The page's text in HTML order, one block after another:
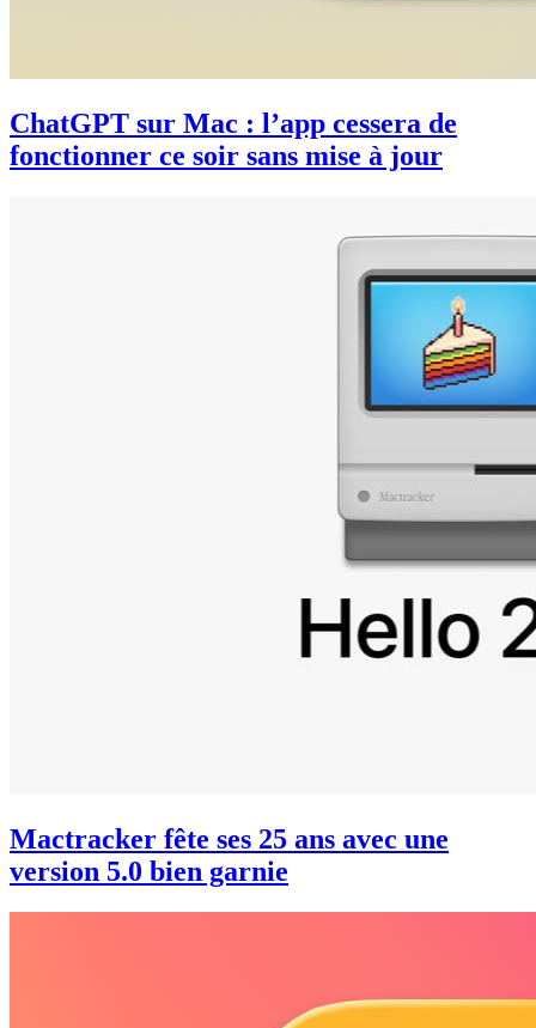
ChatGPT sur Mac : l’app cessera de
fonctionner ce soir sans mise à jour
Mactracker fête ses 25 ans avec une
version 5.0 bien garnie